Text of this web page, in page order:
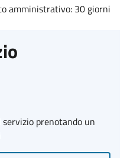
amministrativo: 30 giorni
prenotando un